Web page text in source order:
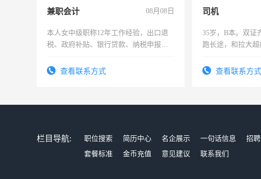
兼职会计 08月08日
本人女中级职称12年工作经验，出口退
税、政府补贴、银行贷款、纳税申报、
务，财务咨询等业务。欲求兼职会计工
查看联系方式
司机
35岁，B本。双证
跑长途，和拉大
查看联系方式
栏目导航: 职位搜索 简历中心 名企展示 一句话信息 招
套餐标准
金币充值 意见建议 联系我们